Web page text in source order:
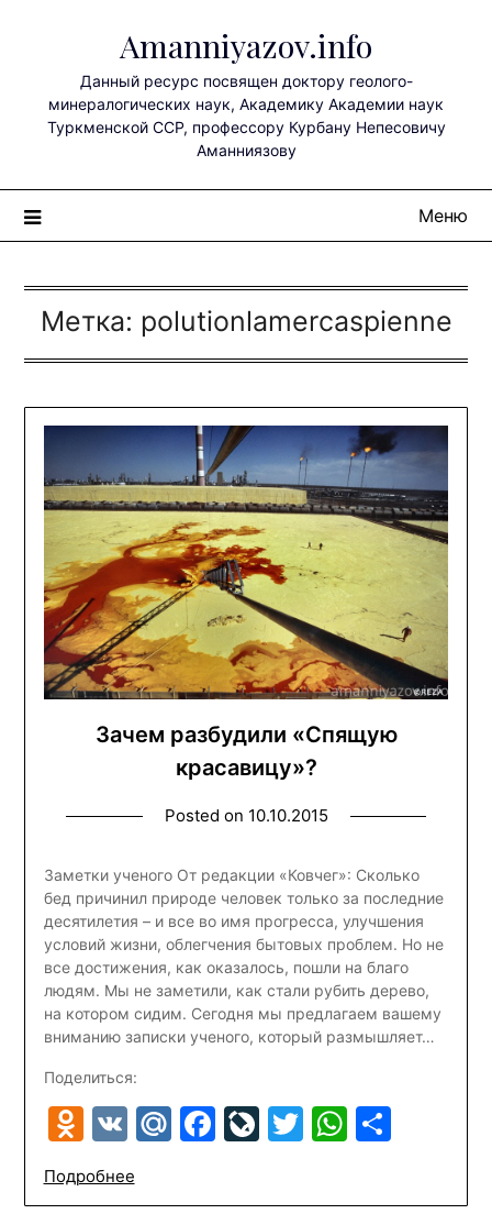
содержимому
Amanniyazov.info
Данный ресурс посвящен доктору геолого-
минералогических наук, Академику Академии наук
Туркменской ССР, профессору Курбану Непесовичу
Аманниязову
Меню
Метка: polutionlamercaspienne
Зачем разбудили «Спящую
красавицу»?
Posted on 10.10.2015
Заметки ученого От редакции «Ковчег»: Сколько
бед причинил природе человек только за последние
десятилетия – и все во имя прогресса, улучшения
условий жизни, облегчения бытовых проблем. Но не
все достижения, как оказалось, пошли на благо
людям. Мы не заметили, как стали рубить дерево,
на котором сидим. Сегодня мы предлагаем вашему
вниманию записки ученого, который размышляет…
Поделиться:
Odnoklassniki
VKMail.Ru
Facebook
LiveJournal
Twitter
Подробнее